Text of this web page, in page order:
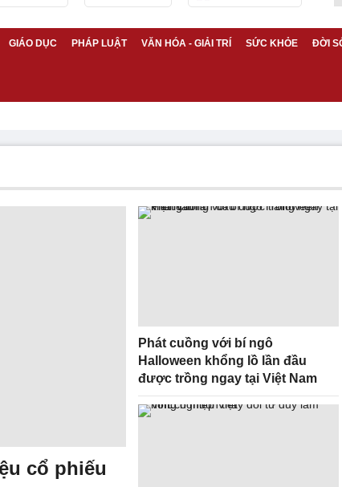
GIÁO DỤC PHÁP LUẬT VĂN HÓA - GIẢI TRÍ SỨC KHỎE ĐỜI
cổ phiếu
Phát cuồng với bí ngô
Halloween khổng lồ lần đầu
được trồng ngay tại Việt Nam